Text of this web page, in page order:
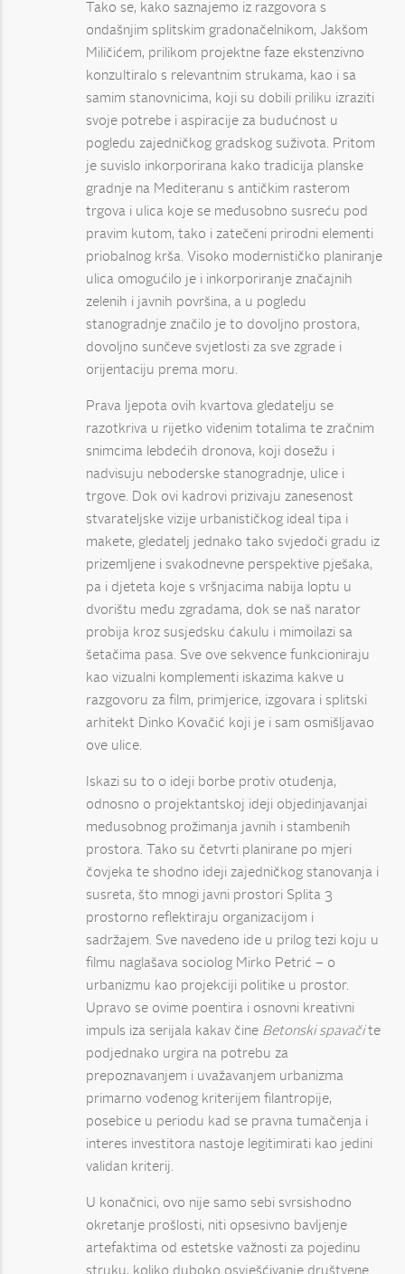
Tako se, kako saznajemo iz razgovora s
ondašnjim splitskim gradonačelnikom, Jakšom
Miličićem, prilikom projektne faze ekstenzivno
konzultiralo s relevantnim strukama, kao i sa
samim stanovnicima, koji su dobili priliku izraziti
svoje potrebe i aspiracije za budućnost u
pogledu zajedničkog gradskog suživota. Pritom
je suvislo inkorporirana kako tradicija planske
gradnje na Mediteranu s antičkim rasterom
trgova i ulica koje se međusobno susreću pod
pravim kutom, tako i zatečeni prirodni elementi
priobalnog krša. Visoko modernističko planiranje
ulica omogućilo je i inkorporiranje značajnih
zelenih i javnih površina, a u pogledu
stanogradnje značilo je to dovoljno prostora,
dovoljno sunčeve svjetlosti za sve zgrade i
orijentaciju prema moru.
Prava ljepota ovih kvartova gledatelju se
razotkriva u rijetko viđenim totalima te zračnim
snimcima lebdećih dronova, koji dosežu i
nadvisuju neboderske stanogradnje, ulice i
trgove. Dok ovi kadrovi prizivaju zanesenost
stvarateljske vizije urbanističkog ideal tipa i
makete, gledatelj jednako tako svjedoči gradu iz
prizemljene i svakodnevne perspektive pješaka,
pa i djeteta koje s vršnjacima nabija loptu u
dvorištu među zgradama, dok se naš narator
probija kroz susjedsku ćakulu i mimoilazi sa
šetačima pasa. Sve ove sekvence funkcioniraju
kao vizualni komplementi iskazima kakve u
razgovoru za film, primjerice, izgovara i splitski
arhitekt Dinko Kovačić koji je i sam osmišljavao
ove ulice.
Iskazi su to o ideji borbe protiv otuđenja,
odnosno o projektantskoj ideji objedinjavanjai
međusobnog prožimanja javnih i stambenih
prostora. Tako su četvrti planirane po mjeri
čovjeka te shodno ideji zajedničkog stanovanja i
susreta, što mnogi javni prostori Splita 3
prostorno reflektiraju organizacijom i
sadržajem. Sve navedeno ide u prilog tezi koju u
filmu naglašava sociolog Mirko Petrić – o
urbanizmu kao projekciji politike u prostor.
Upravo se ovime poentira i osnovni kreativni
impuls iza serijala kakav čine Betonski spavačite
podjednako urgira na potrebu za
prepoznavanjem i uvažavanjem urbanizma
primarno vođenog kriterijem filantropije,
posebice u periodu kad se pravna tumačenja i
interes investitora nastoje legitimirati kao jedini
validan kriterij.
U konačnici, ovo nije samo sebi svrsishodno
okretanje prošlosti, niti opsesivno bavljenje
artefaktima od estetske važnosti za pojedinu